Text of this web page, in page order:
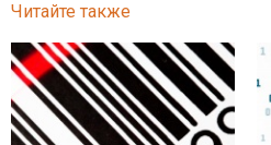
Читайте также